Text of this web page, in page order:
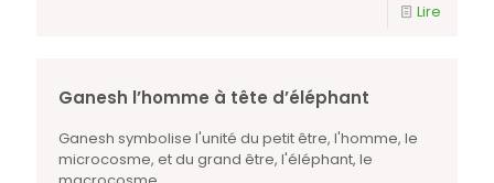
Lire
Ganesh l’homme à tête d’éléphant
Ganesh symbolise l'unité du petit être, l'homme, le
microcosme, et du grand être, l'éléphant, le